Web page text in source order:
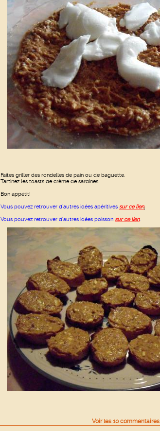
Faites griller des rondelles de pain ou de baguette.
Tartinez les toasts de crème de sardines.
Bon appétit!
Vous pouvez retrouver d'autres idées apéritives sur ce lien.
Vous pouvez retrouver d'autres idées poisson sur ce lien.
Voir les 10commentaires